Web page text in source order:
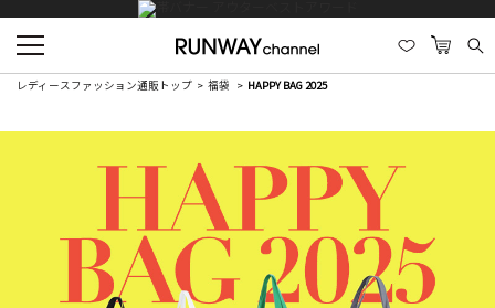
レディースファッション通販トップ 福袋 HAPPY BAG 2025